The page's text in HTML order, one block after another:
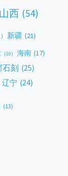
山西 (54)
新疆 (21)
(10) 海南 (17)
石刻 (25)
辽宁 (24)
(13)